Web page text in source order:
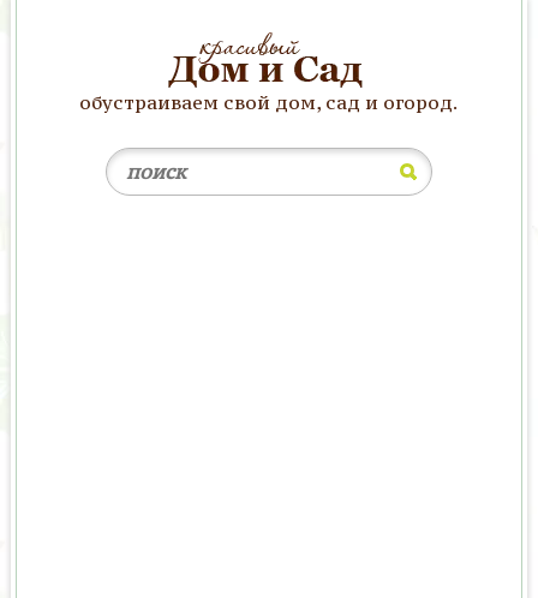
обустраиваем свой дом, сад и огород.